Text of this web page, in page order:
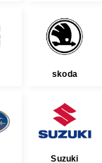
skoda
Suzuki